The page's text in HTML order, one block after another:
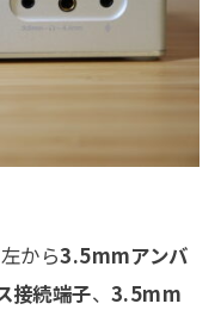
から3.5mmアンバ
接続端子、 3.5mm